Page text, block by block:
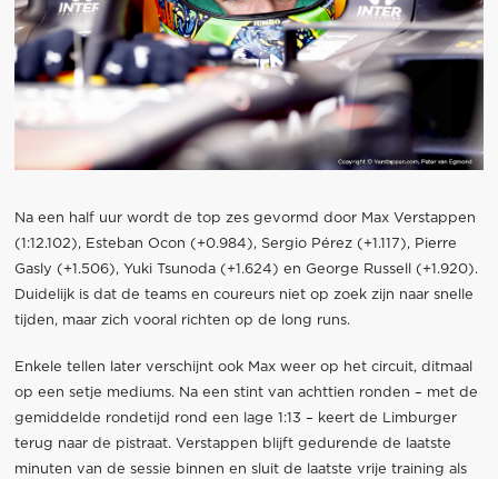
Na een half uur wordt de top zes gevormd door Max Verstappen
(1:12.102), Esteban Ocon (+0.984), Sergio Pérez (+1.117), Pierre
Gasly (+1.506), Yuki Tsunoda (+1.624) en George Russell (+1.920).
Duidelijk is dat de teams en coureurs niet op zoek zijn naar snelle
tijden, maar zich vooral richten op de long runs.
Enkele tellen later verschijnt ook Max weer op het circuit, ditmaal
op een setje mediums. Na een stint van achttien ronden – met de
gemiddelde rondetijd rond een lage 1:13 – keert de Limburger
terug naar de pistraat. Verstappen blijft gedurende de laatste
minuten van de sessie binnen en sluit de laatste vrije training als